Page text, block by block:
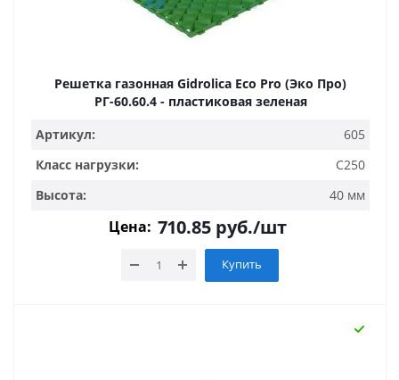
Решетка газонная Gidrolica Eco Pro (Эко Про)
РГ-60.60.4 - пластиковая зеленая
Артикул:
605
Класс нагрузки:
C250
Высота:
40 мм
Цена: 710.85руб./шт
Купить